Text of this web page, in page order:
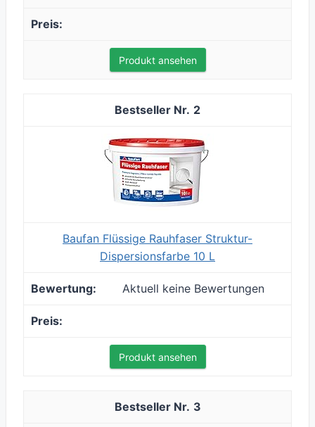
Produkt ansehen
2
Baufan Flüssige Rauhfaser Struktur-
Dispersionsfarbe 10 L
Aktuell keine Bewertungen
Produkt ansehen
3